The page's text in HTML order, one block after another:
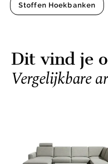
Stoffen Hoekbanken
Dit vind je
Vergelijkbare